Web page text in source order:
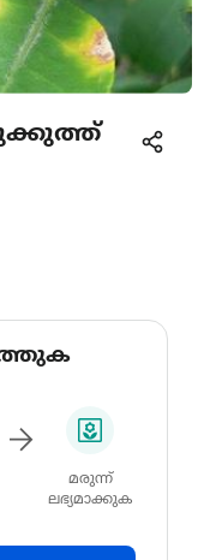
മരുന്ന്
ലഭ്യമാക്കുക